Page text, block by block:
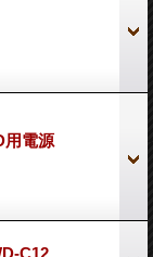
電源
C12